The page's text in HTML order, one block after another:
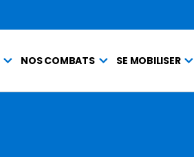
NOS COMBATS SE MOBILISER